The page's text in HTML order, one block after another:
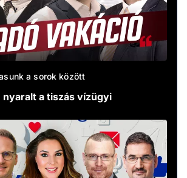
a sorok között
a tiszás vízügyi